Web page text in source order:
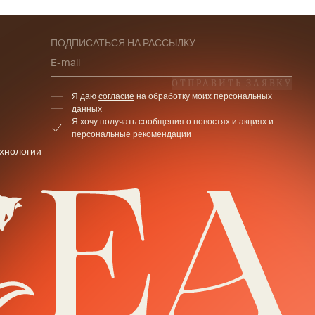
ПОДПИСАТЬСЯ НА РАССЫЛКУ
E-mail
ОТПРАВИТЬ ЗАЯВКУ
Я даю согласие на обработку моих персональных
данных
Я хочу получать сообщения о новостях и акциях и
персональные рекомендации